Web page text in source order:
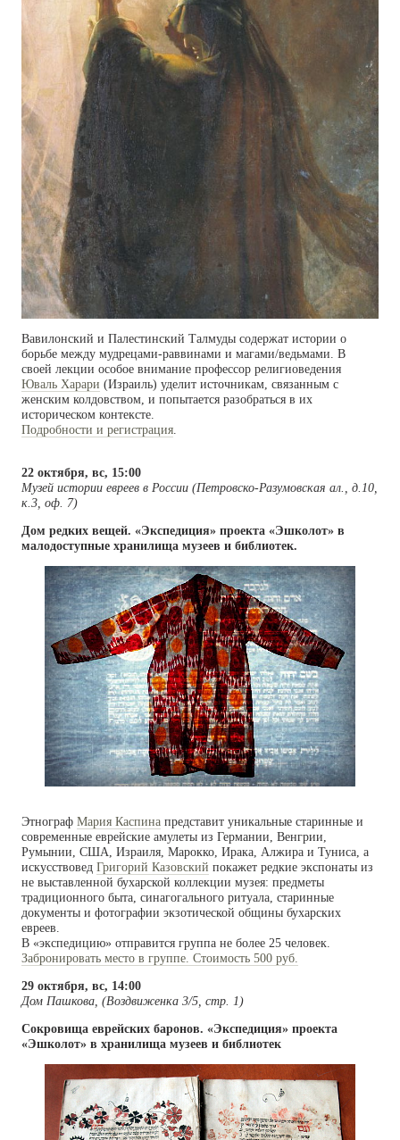
Вавилонский и Палестинский Талмуды содержат истории о
борьбе между мудрецами-раввинами и магами/ведьмами. В
своей лекции особое внимание профессор религиоведения
Юваль Харари (Израиль) уделит источникам, связанным с
женским колдовством, и попытается разобраться в их
историческом контексте.
Подробности и регистрация
22 октября, вс, 15:00
Музей истории евреев в России (Петровско-Разумовская ал., д.10,
к.3, оф. 7)
Дом редких вещей. «Экспедиция» проекта «Эшколот» в
малодоступные хранилища музеев и библиотек.
Этнограф Мария Каспина представит уникальные старинные и
современные еврейские амулеты из Германии, Венгрии,
Румынии, США, Израиля, Марокко, Ирака, Алжира и Туниса, а
искусствовед Григорий Казовский покажет редкие экспонаты из
не выставленной бухарской коллекции музея: предметы
традиционного быта, синагогального ритуала, старинные
документы и фотографии экзотической общины бухарских
евреев.
В «экспедицию» отправится группа не более 25 человек.
Забронировать место в группе. Стоимость 500 руб.
29 октября, вс, 14:00
Дом Пашкова, (Воздвиженка 3/5, стр. 1)
Сокровища еврейских баронов. «Экспедиция» проекта
«Эшколот» в хранилища музеев и библиотек